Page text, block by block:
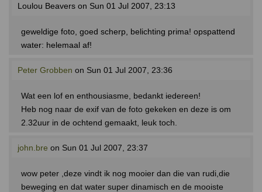
Loulou Beavers on Sun 01 Jul 2007, 23:13
geweldige foto, goed scherp, belichting prima! opspattend
water: helemaal af!
Peter Grobben on Sun 01 Jul 2007, 23:36
Wat een lof en enthousiasme, bedankt iedereen!
Heb nog naar de exif van de foto gekeken en deze is om
2.32uur in de ochtend gemaakt, leuk toch.
john.bre on Sun 01 Jul 2007, 23:37
wow peter ,deze vindt ik nog mooier dan die van rudi,die
beweging en dat water super dinamisch en de mooiste